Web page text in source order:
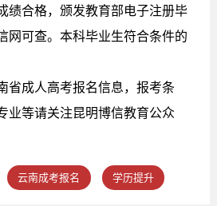
绩合格，颁发教育部电子注册毕
网可查。本科毕业生符合条件的
省成人高考报名信息，报考条
业等请关注昆明博信教育公众
云南成考报名 学历提升